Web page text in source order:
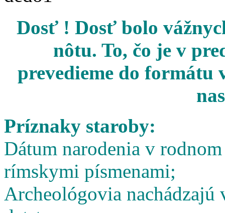
Dosť ! Dosť bolo
nôtu. To, čo je v
prevedieme do formátu
Príznaky staroby:
Dátum narodenia v
rímskymi písmenami;
Archeológovia nachádzajú